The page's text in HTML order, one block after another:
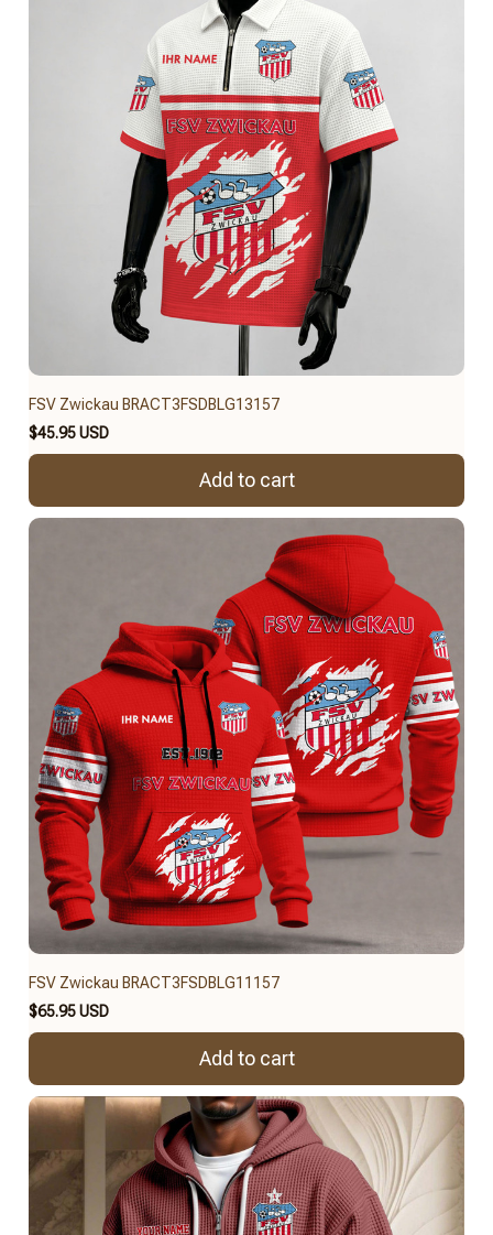
FSV Zwickau BRACT3FSDBLG13157
$45.95 USD
Add to cart
FSV Zwickau BRACT3FSDBLG11157
$65.95 USD
Add to cart